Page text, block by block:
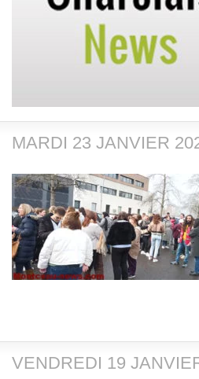
MARDI 23 JANVIER
VENDREDI 19